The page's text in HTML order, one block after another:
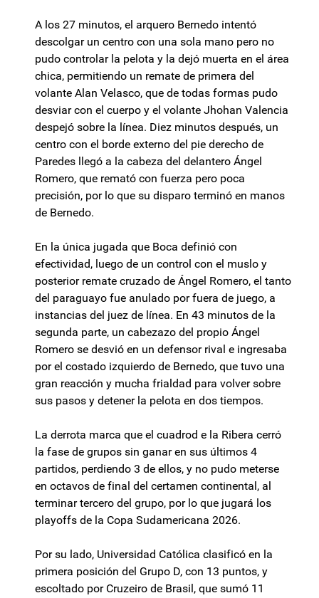
A los 27 minutos, el arquero Bernedo intentó
descolgar un centro con una sola mano pero no
pudo controlar la pelota y la dejó muerta en el área
chica, permitiendo un remate de primera del
volante Alan Velasco, que de todas formas pudo
desviar con el cuerpo y el volante Jhohan Valencia
despejó sobre la línea. Diez minutos después, un
centro con el borde externo del pie derecho de
Paredes llegó a la cabeza del delantero Ángel
Romero, que remató con fuerza pero poca
precisión, por lo que su disparo terminó en manos
de Bernedo.
En la única jugada que Boca definió con
efectividad, luego de un control con el muslo y
posterior remate cruzado de Ángel Romero, el tanto
del paraguayo fue anulado por fuera de juego, a
instancias del juez de línea. En 43 minutos de la
segunda parte, un cabezazo del propio Ángel
Romero se desvió en un defensor rival e ingresaba
por el costado izquierdo de Bernedo, que tuvo una
gran reacción y mucha frialdad para volver sobre
sus pasos y detener la pelota en dos tiempos.
La derrota marca que el cuadrod e la Ribera cerró
la fase de grupos sin ganar en sus últimos 4
partidos, perdiendo 3 de ellos, y no pudo meterse
en octavos de final del certamen continental, al
terminar tercero del grupo, por lo que jugará los
playoffs de la Copa Sudamericana 2026.
Por su lado, Universidad Católica clasificó en la
primera posición del Grupo D, con 13 puntos, y
escoltado por Cruzeiro de Brasil, que sumó 11